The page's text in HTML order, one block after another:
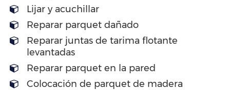
Lijar y acuchillar
Reparar parquet dañado
Reparar juntas de tarima flotante
levantadas
Reparar parquet en la pared
Colocación de parquet de madera